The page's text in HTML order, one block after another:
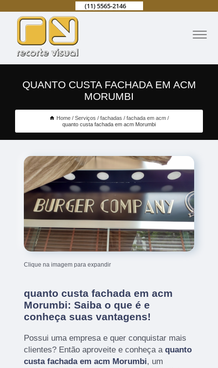
(11) 5565-2146
QUANTO CUSTA FACHADA EM ACM
MORUMBI
Home Serviços fachadas
fachada em acm
quanto custa fachada em acm Morumbi
Clique na imagem para expandir
quanto custa fachada em acm
Morumbi: Saiba o que é e
conheça suas vantagens!
Possui uma empresa e quer conquistar mais
clientes? Então aproveite e conheça aquanto
custa fachada em acm Morumbi, um